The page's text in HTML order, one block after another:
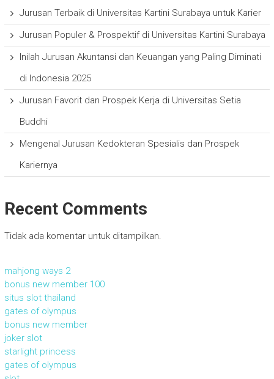
Jurusan Terbaik di Universitas Kartini Surabaya untuk Karier
Jurusan Populer & Prospektif di Universitas Kartini Surabaya
Inilah Jurusan Akuntansi dan Keuangan yang Paling Diminati
di Indonesia 2025
Jurusan Favorit dan Prospek Kerja di Universitas Setia
Buddhi
Mengenal Jurusan Kedokteran Spesialis dan Prospek
Kariernya
Recent Comments
Tidak ada komentar untuk ditampilkan.
mahjong ways 2
bonus new member 100
situs slot thailand
gates of olympus
bonus new member
joker slot
starlight princess
gates of olympus